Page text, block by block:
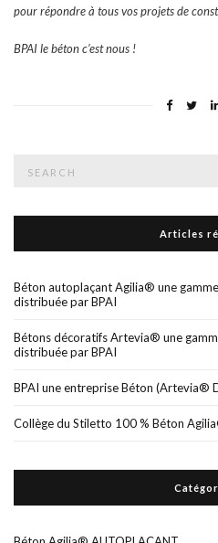
pour répondre à tous vos projets de
BPAI le béton c’est nous !
Articles
Béton autoplaçant Agilia® une
distribuée par BPAI
Bétons décoratifs Artevia® une
distribuée par BPAI
BPAI une entreprise Béton (Artevia®
Collège du Stiletto 100 % Béton